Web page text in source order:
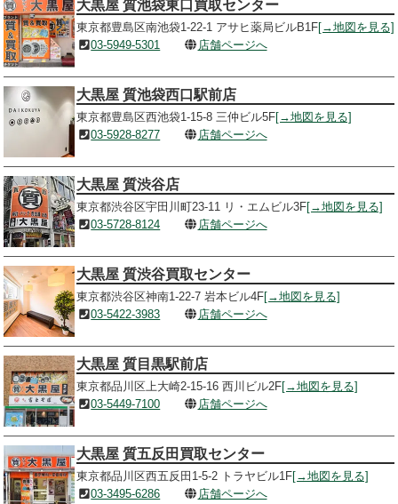
大黒屋 質池袋東口買取センター
東京都豊島区南池袋1-22-1 アサヒ薬局ビルB1F[→地図を見る]
03-5949-5301
店舗ページへ
大黒屋 質池袋西口駅前店
東京都豊島区西池袋1-15-8 三仲ビル5F[→地図を見る]
03-5928-8277
店舗ページへ
大黒屋 質渋谷店
東京都渋谷区宇田川町23-11 リ・エムビル3F[→地図を見る]
03-5728-8124
店舗ページへ
大黒屋 質渋谷買取センター
東京都渋谷区神南1-22-7 岩本ビル4F[→地図を見る]
03-5422-3983
店舗ページへ
大黒屋 質目黒駅前店
東京都品川区上大崎2-15-16 西川ビル2F[→地図を見る]
03-5449-7100
店舗ページへ
大黒屋 質五反田買取センター
東京都品川区西五反田1-5-2 トラヤビル1F[→地図を見る]
03-3495-6286
店舗ページへ